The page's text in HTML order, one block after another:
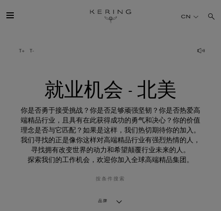
业
机
可持续发展
FINANCE
CN
就业机会 - 北美
你是否勇于接受挑战？你是否足够顽强坚韧？你是否热爱高
端精品行业，且具有在此获得成功的勇气和决心？你的价值
理念是否与它匹配？如果是这样，我们热切期待你的加入。
我们寻找的正是像你这样对高端精品行业有强烈热情的人，
寻找拥有改变世界的动力和希望颠覆行业未来的人。
探索我们的工作机会，欢迎你加入全球高端精品集团。
按条件搜索
品牌